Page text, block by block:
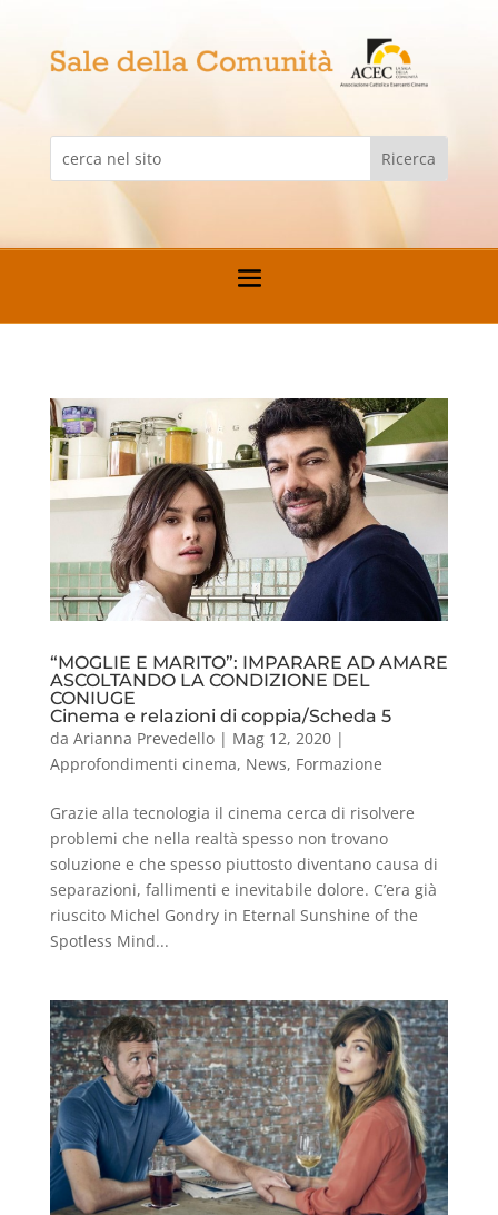
“MOGLIE E MARITO”: IMPARARE AD AMARE
ASCOLTANDO LA CONDIZIONE DEL
CONIUGE
Cinema e relazioni di coppia/Scheda 5
da Arianna Prevedello| Mag 12, 2020|
Approfondimenti cinema, News, Formazione
Grazie alla tecnologia il cinema cerca di risolvere
problemi che nella realtà spesso non trovano
soluzione e che spesso piuttosto diventano causa di
separazioni, fallimenti e inevitabile dolore. C’era già
riuscito Michel Gondry in Eternal Sunshine of the
Spotless Mind...